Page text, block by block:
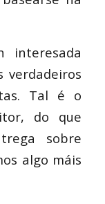
interesada
verdadeiros
Tal é o
do que
sobre
algo máis